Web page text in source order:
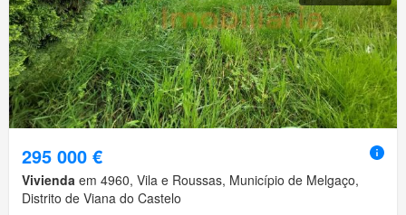
295 000 €
Vivienda em 4960, Vila e Roussas, Município de Melgaço,
Distrito de Viana do Castelo